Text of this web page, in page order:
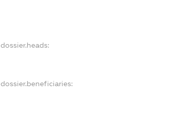
dossier.heads:
dossier.beneficiaries: